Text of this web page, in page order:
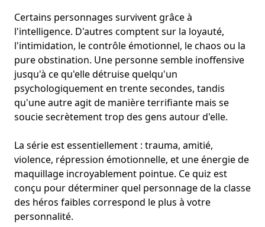
Certains personnages survivent grâce à
l'intelligence. D'autres comptent sur la loyauté,
l'intimidation, le contrôle émotionnel, le chaos ou la
pure obstination. Une personne semble inoffensive
jusqu'à ce qu'elle détruise quelqu'un
psychologiquement en trente secondes, tandis
qu'une autre agit de manière terrifiante mais se
soucie secrètement trop des gens autour d'elle.
La série est essentiellement : trauma, amitié,
violence, répression émotionnelle, et une énergie de
maquillage incroyablement pointue. Ce quiz est
conçu pour déterminer quel personnage de la classe
des héros faibles correspond le plus à votre
personnalité.